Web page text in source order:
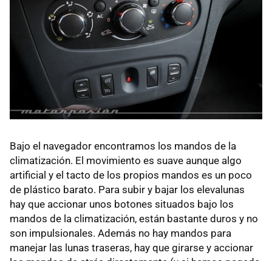
Bajo el navegador encontramos los mandos de la
climatización. El movimiento es suave aunque algo
artificial y el tacto de los propios mandos es un poco
de plástico barato. Para subir y bajar los elevalunas
hay que accionar unos botones situados bajo los
mandos de la climatización, están bastante duros y no
son impulsionales. Además no hay mandos para
manejar las lunas traseras, hay que girarse y accionar